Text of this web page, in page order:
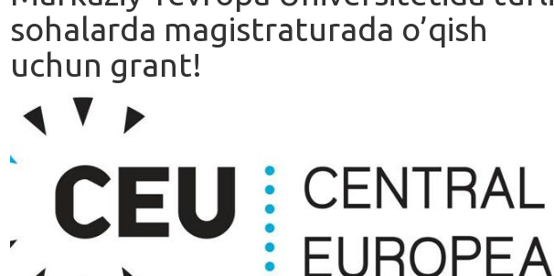
sohalarda magistraturada o’qish
uchun grant!